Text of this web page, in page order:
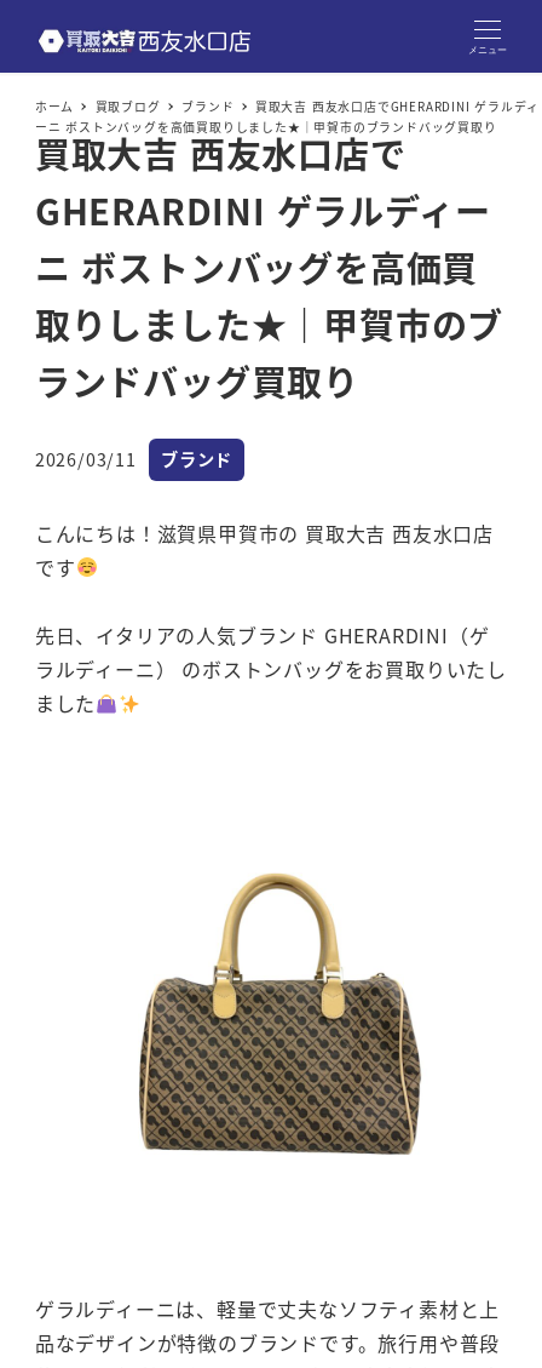
メニュー
ホーム 買取ブログ ブランド
買取大吉 西友水口店でGHERARDINI ゲラルディ
ーニ ボストンバッグを高価買取りしました★｜甲賀市のブランドバッグ買取り
買取大吉 西友水口店で
GHERARDINI ゲラルディー
ニ ボストンバッグを高価買
取りしました★｜甲賀市のブ
ランドバッグ買取り
投稿日
2026/03/11 カテゴリー
ブランド
こんにちは！滋賀県甲賀市の 買取大吉 西友水口店
です
先日、イタリアの人気ブランド GHERARDINI（ゲ
ラルディーニ） のボストンバッグをお買取りいたし
ました
ゲラルディーニは、軽量で丈夫なソフティ素材と上
品なデザインが特徴のブランドです。旅行用や普段